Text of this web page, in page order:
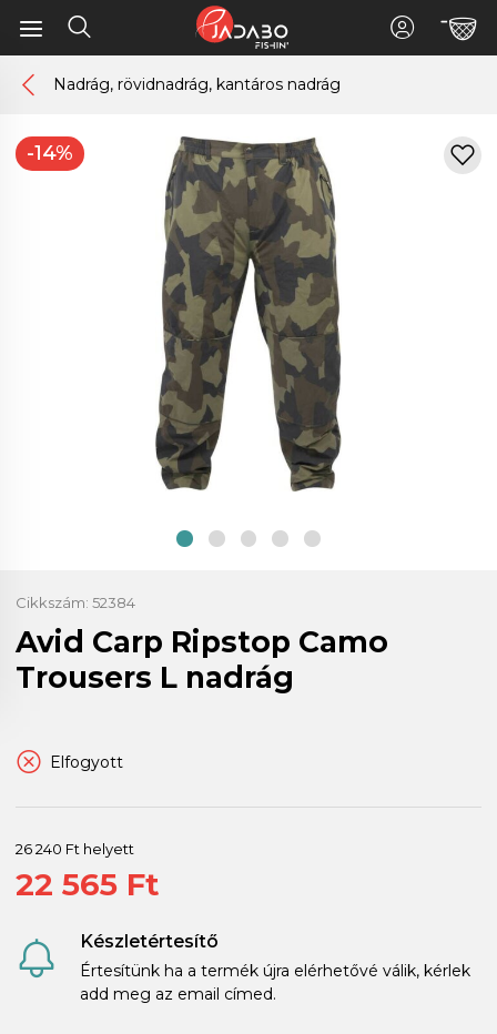
Nadrág, rövidnadrág, kantáros nadrág
-14%
Cikkszám: 52384
Avid Carp Ripstop Camo
Trousers L nadrág
Elfogyott
26 240 Ft helyett
22 565 Ft
Készletértesítő
Értesítünk ha a termék újra elérhetővé válik, kérlek
add meg az email címed.